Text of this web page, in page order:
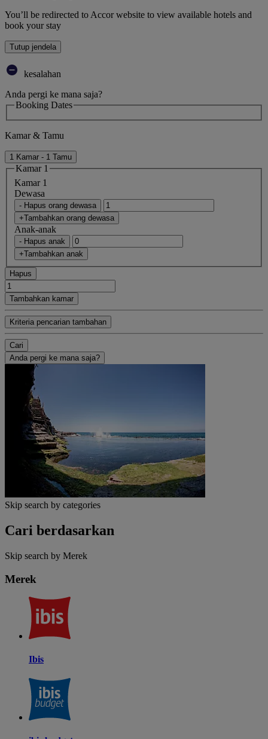
You’ll be redirected to Accor website to view available hotels and
book your stay
Tutup jendela
kesalahan
Anda pergi ke mana saja?
Booking Dates
Kamar & Tamu
1 Kamar - 1 Tamu
Kamar 1
Kamar 1
Dewasa
- Hapus orang dewasa
+Tambahkan orang dewasa
Anak-anak
- Hapus anak
+Tambahkan anak
Hapus
Tambahkan kamar
Kriteria pencarian tambahan
Cari
Anda pergi ke mana saja?
Skip search by categories
Cari berdasarkan
Skip search by Merek
Merek
Ibis